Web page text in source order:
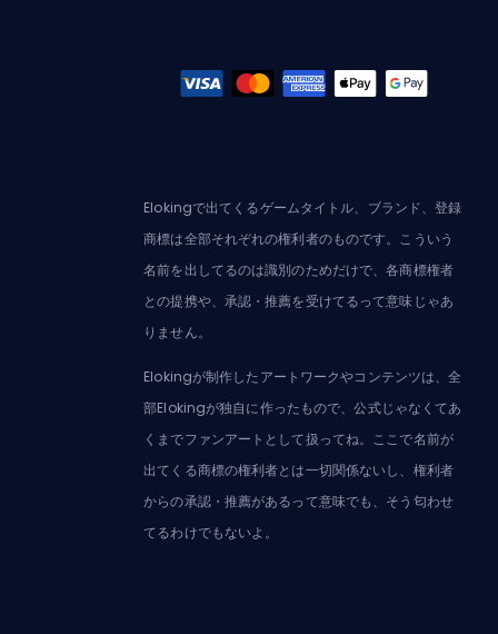
Elokingで出てくるゲームタイトル、ブランド、登録
商標は全部それぞれの権利者のものです。こういう
名前を出してるのは識別のためだけで、各商標権者
との提携や、承認・推薦を受けてるって意味じゃあ
りません。
Elokingが制作したアートワークやコンテンツは、全
部Elokingが独自に作ったもので、公式じゃなくてあ
くまでファンアートとして扱ってね。ここで名前が
出てくる商標の権利者とは一切関係ないし、権利者
からの承認・推薦があるって意味でも、そう匂わせ
てるわけでもないよ。